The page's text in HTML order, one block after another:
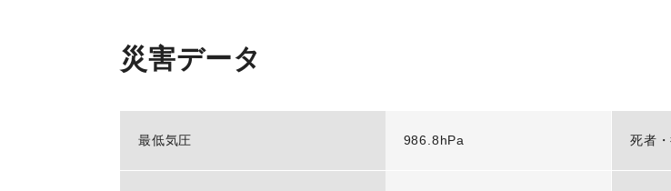
災害データ
最低気圧 986.8hPa 死者